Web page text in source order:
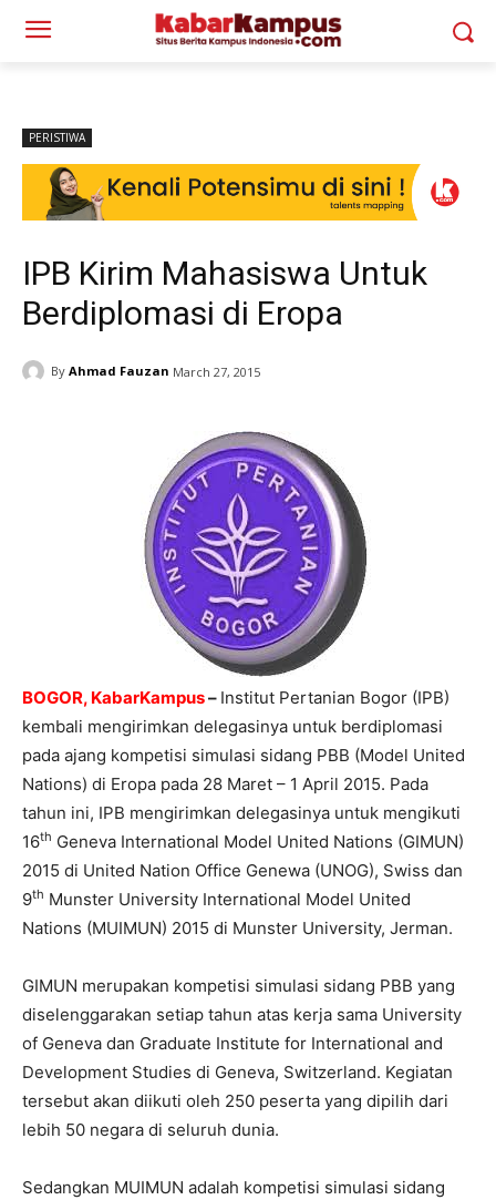
PERISTIWA
IPB Kirim Mahasiswa Untuk
Berdiplomasi di Eropa
By Ahmad Fauzan March 27, 2015
BOGOR, KabarKampus– Institut Pertanian Bogor (IPB)
kembali mengirimkan delegasinya untuk berdiplomasi
pada ajang kompetisi simulasi sidang PBB (Model United
Nations) di Eropa pada 28 Maret – 1 April 2015. Pada
tahun ini, IPB mengirimkan delegasinya untuk mengikuti
16th Geneva International Model United Nations (GIMUN)
2015 di United Nation Office Genewa (UNOG), Swiss dan
9th Munster University International Model United
Nations (MUIMUN) 2015 di Munster University, Jerman.
GIMUN merupakan kompetisi simulasi sidang PBB yang
diselenggarakan setiap tahun atas kerja sama University
of Geneva dan Graduate Institute for International and
Development Studies di Geneva, Switzerland. Kegiatan
tersebut akan diikuti oleh 250 peserta yang dipilih dari
lebih 50 negara di seluruh dunia.
Sedangkan MUIMUN adalah kompetisi simulasi sidang